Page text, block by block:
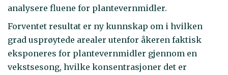
analysere fluene for plantevernmidler.
Forventet resultat er ny kunnskap om i hvilken
grad usprøytede arealer utenfor åkeren faktisk
eksponeres for plantevernmidler gjennom en
vekstsesong, hvilke konsentrasjoner det er